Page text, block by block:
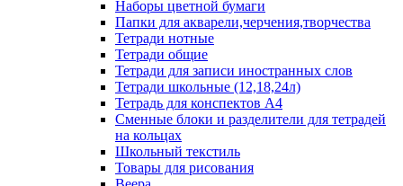
Наборы цветной бумаги
Папки для акварели,черчения,творчества
Тетради нотные
Тетради общие
Тетради для записи иностранных слов
Тетради школьные (12,18,24л)
Тетрадь для конспектов А4
Сменные блоки и разделители для тетрадей
на кольцах
Школьный текстиль
Товары для рисования